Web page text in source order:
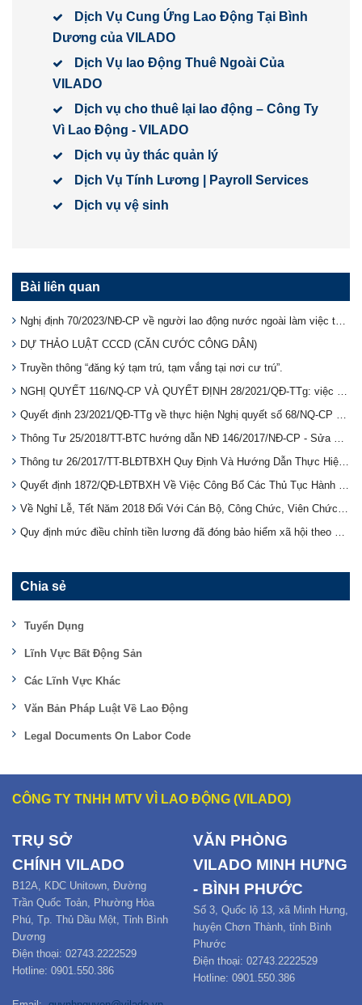
Dịch Vụ Cung Ứng Lao Động Tại Bình
Dương của VILADO
Dịch Vụ lao Động Thuê Ngoài Của
VILADO
Dịch vụ cho thuê lại lao động – Công Ty
Vì Lao Động - VILADO
Dịch vụ ủy thác quản lý
Dịch Vụ Tính Lương | Payroll Services
Dịch vụ vệ sinh
Bài liên quan
Nghị định 70/2023/NĐ-CP về người lao động nước ngoài làm việc tại Việt Nam
DỰ THẢO LUẬT CCCD (CĂN CƯỚC CÔNG DÂN)
Truyền thông “đăng ký tạm trú, tạm vắng tại nơi cư trú”.
NGHỊ QUYẾT 116/NQ-CP VÀ QUYẾT ĐỊNH 28/2021/QĐ-TTg: việc thực hiện chính sách hỗ trợ người lao động và người sử dụng lao động bị ảnh hưởng bởi đại dịch COVID-19 từ Quỹ bảo hiểm thất nghiệp.
Quyết định 23/2021/QĐ-TTg về thực hiện Nghị quyết số 68/NQ-CP chính sách hỗ trợ NLĐ và người SDLĐ gặp khó khăn do đại dịch COVID-19
Thông Tư 25/2018/TT-BTC hướng dẫn NĐ 146/2017/NĐ-CP - Sửa Đổi, Bổ Sung Một Số Điều Của Thông Tư Số 78/2014/Tt Về Thuế Thu Nhập Cá Nhân
Thông tư 26/2017/TT-BLĐTBXH Quy Định Và Hướng Dẫn Thực Hiện Chế Độ Bảo Hiểm Tai Nạn Lao Động, Bệnh Nghề Nghiệp Bắt Buộc
Quyết định 1872/QĐ-LĐTBXH Về Việc Công Bố Các Thủ Tục Hành Chính Thuộc Phạm Vi Chức Năng Quản Lý Nhà Nước Của Bộ Lao Động - Thương Binh Và Xã Hội
Về Nghỉ Lễ, Tết Năm 2018 Đối Với Cán Bộ, Công Chức, Viên Chức Và Người Lao Động Của Các Cơ Quan Hành Chính, Sự Nghiệp, Tổ Chức Chính Trị, Tổ Chức Chính Trị - Xã Hội theo thông báo số Số: 5427/TB-LĐTBX
Quy định mức điều chỉnh tiền lương đã đóng bảo hiểm xã hội theo 32/2017/TT-BLĐTBXH
Chia sẻ
Tuyển Dụng
Lĩnh Vực Bất Động Sản
Các Lĩnh Vực Khác
Văn Bản Pháp Luật Về Lao Động
Legal Documents On Labor Code
CÔNG TY TNHH MTV VÌ LAO ĐỘNG (VILADO)
TRỤ SỞ
CHÍNH VILADO
B12A, KDC Unitown, Đường
Trần Quốc Toản, Phường Hòa
Phú, Tp. Thủ Dầu Một, Tỉnh Bình
Dương
Điện thoại: 02743.2222529
Hotline: 0901.550.386
VĂN PHÒNG
VILADO MINH HƯNG
- BÌNH PHƯỚC
Số 3, Quốc lộ 13, xã Minh Hưng,
huyện Chơn Thành, tỉnh Bình
Phước
Điện thoại: 02743.2222529
Hotline: 0901.550.386